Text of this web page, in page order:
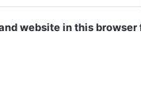
website in this